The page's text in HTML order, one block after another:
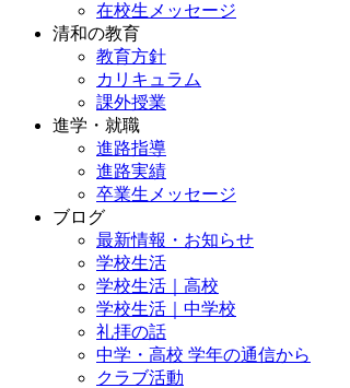
在校生メッセージ
清和の教育
教育方針
カリキュラム
課外授業
進学・就職
進路指導
進路実績
卒業生メッセージ
ブログ
最新情報・お知らせ
学校生活
学校生活｜高校
学校生活｜中学校
礼拝の話
中学・高校 学年の通信から
クラブ活動